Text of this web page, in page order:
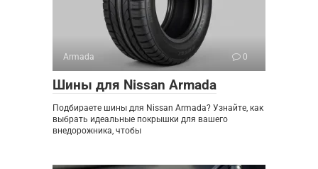
Armada 0
Шины для Nissan Armada
Подбираете шины для Nissan Armada? Узнайте, как
выбрать идеальные покрышки для вашего
внедорожника, чтобы